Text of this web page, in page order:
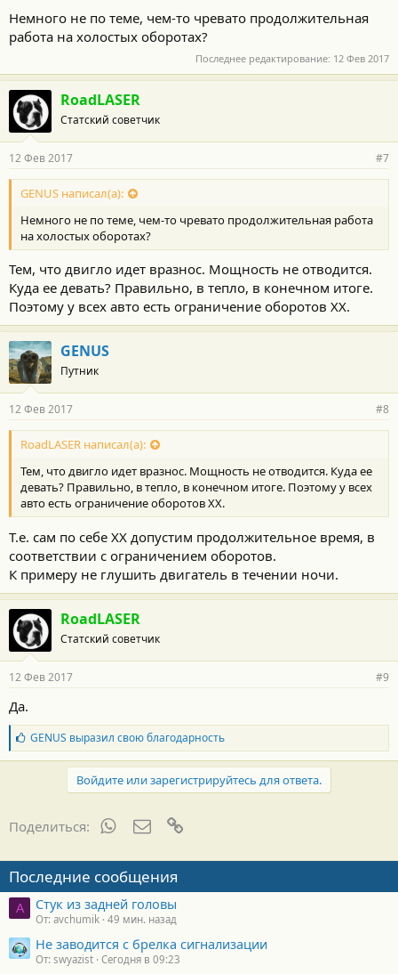
с
т
Немного не по теме, чем-то чревато продолжительная
работа на холостых оборотах?
Последнее редактирование: 12 Фев 2017
RoadLASER
Статский советчик
12 Фев 2017 #7
GENUS написал(а):
Немного не по теме, чем-то чревато продолжительная работа
на холостых оборотах?
Тем, что двигло идет вразнос. Мощность не отводится.
Куда ее девать? Правильно, в тепло, в конечном итоге.
Поэтому у всех авто есть ограничение оборотов ХХ.
GENUS
Путник
12 Фев 2017 #8
RoadLASER написал(а):
Тем, что двигло идет вразнос. Мощность не отводится. Куда ее
девать? Правильно, в тепло, в конечном итоге. Поэтому у всех
авто есть ограничение оборотов ХХ.
Т.е. сам по себе ХХ допустим продолжительное время, в
соответствии с ограничением оборотов.
К примеру не глушить двигатель в течении ночи.
RoadLASER
Статский советчик
12 Фев 2017 #9
Да.
Б
л
а
а
р
о
с
т
:
GENUS выразил свою благодарность
Войдите или зарегистрируйтесь для ответа.
Поделиться: WhatsAppЭлектронная почта
Последние сообщения
A Стук из задней головы
От: avchumik 49 мин. назад
Не заводится с брелка сигнализации
От: swyazist Сегодня в 09:23